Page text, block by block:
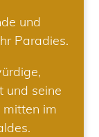
und
Paradies.
und seine
im